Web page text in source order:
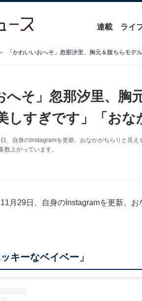
連載 ライ
へそ」忽那汐里、胸
しすぎです」「おな
、自身のInstagramを更新。おなかがちらりと見
数上がっています。
月29日、自身のInstagramを更新。
キーなベイベー」